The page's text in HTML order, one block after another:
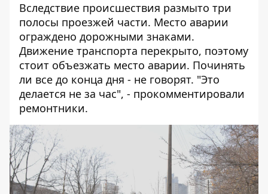
Вследствие происшествия размыто три
полосы проезжей части. Место аварии
ограждено дорожными знаками.
Движение транспорта перекрыто, поэтому
стоит объезжать место аварии. Починять
ли все до конца дня - не говорят. "Это
делается не за час", - прокомментировали
ремонтники.